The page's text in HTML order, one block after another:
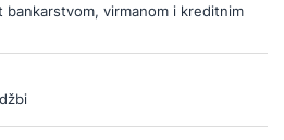
virmanom i kreditnim